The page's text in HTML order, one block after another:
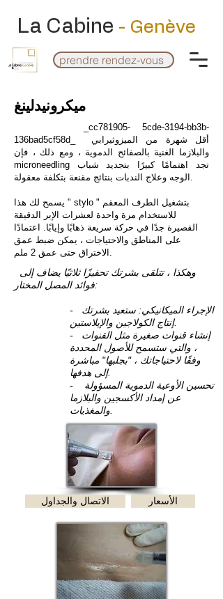
La Cabine - Genève
prendre rendez-vous
ميكرونيدلينغ
_cc781905- 5cde-3194-bb3b-
136bad5cf58d_ أقل شهرة من الميزوثيرابي
والبلازما الغنية بالصفائح الدموية ، ومع ذلك ، فإن
microneedling تجد اهتمامًا كبيرًا بتجديد شباب
الوجه وعلاج الندبات بنتائج مقنعة بتكلفة معقولة.
يسمح لك هذا " stylo " بتشغيل الطرف المعقم
للاستخدام مرة واحدة لعشرات الإبر الدقيقة
القصيرة جدًا في حركة سريعة ذهابًا وإيابًا. اعتمادًا
على المناطق والاحتياجات ، يمكن ضبط عمق
الاختراق حتى عمق 2 ملم.
فوائد المصل المختار:
- الإجراء الميكانيكي: ستعيد بشرتك
إنتاج الكولاجين والإيلاستين.
- إنشاء قنوات صغيرة مثل القنوات
، والتي ستسمح للأصول المحددة
وفقًا لاحتياجاتك ، "بجلبها" مباشرة
إلى هدفها.
- تحسين الأوعية الدموية المسؤولة
عن إمداد الأكسجين والبلازما
الاتصال والجداول الأسعار